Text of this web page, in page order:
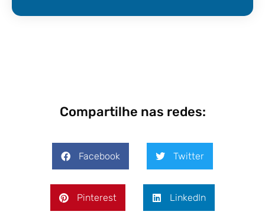
Compartilhe nas redes:
Facebook Twitter
Pinterest LinkedIn